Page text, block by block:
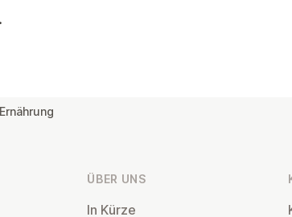
ÜBER UNS
In Kürze